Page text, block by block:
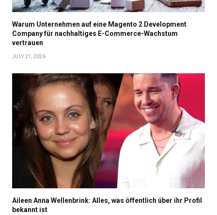
Warum Unternehmen auf eine Magento 2 Development
Company für nachhaltiges E-Commerce-Wachstum
vertrauen
JULY 21, 2026
Aileen Anna Wellenbrink: Alles, was öffentlich über ihr Profil
bekannt ist